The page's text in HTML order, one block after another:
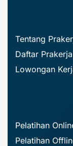
Tentang
Daftar Prakerja
Lowongan
Pelatihan
Pelatihan